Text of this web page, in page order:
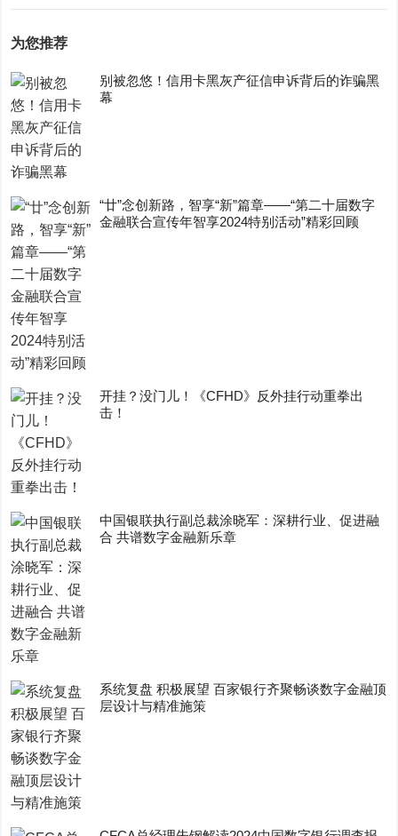
为您推荐
别被忽悠！信用卡黑灰产征信申诉背后的诈骗黑
幕
“廿”念创新路，智享“新”篇章——“第二十届数字
金融联合宣传年智享2024特别活动”精彩回顾
开挂？没门儿！《CFHD》反外挂行动重拳出
击！
中国银联执行副总裁涂晓军：深耕行业、促进融
合 共谱数字金融新乐章
系统复盘 积极展望 百家银行齐聚畅谈数字金融顶
层设计与精准施策